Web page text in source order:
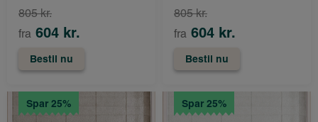
fra 604 kr.
805 kr.
Bestil nu
fra 604 kr.
805 kr.
Bestil nu
Spar 25% Spar 25%